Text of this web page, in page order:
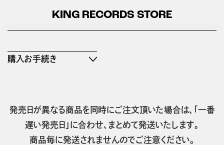
KING RECORDS STORE
購入お手続き
発売日が異なる商品を同時にご注文頂いた場合は、「一番
遅い発売日」に合わせ、まとめて発送いたします。
商品毎に発送されませんのでご注意ください。